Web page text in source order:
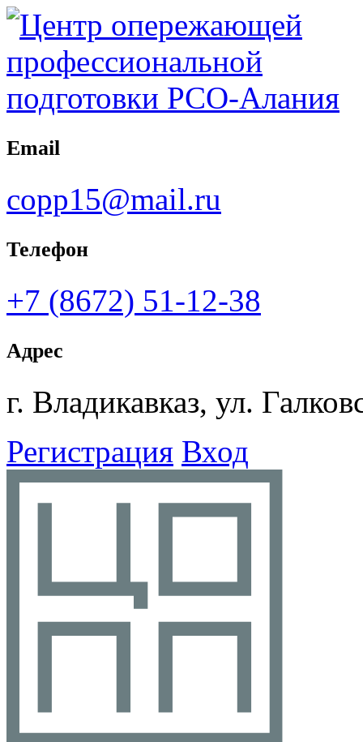
Email
copp15@mail.ru
Телефон
+7 (8672) 51-12-38
Адрес
г. Владикавказ, ул.
Регистрация Вход